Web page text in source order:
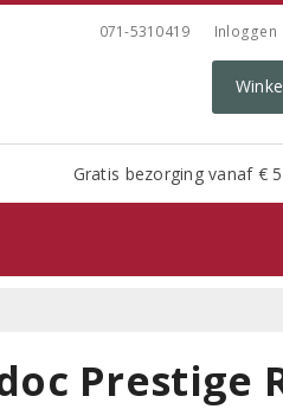
071-5310419 Inloggen
Gratis bezorging vanaf €
Prestige